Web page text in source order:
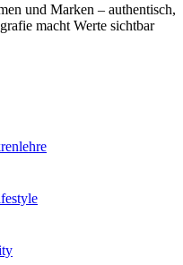
und Marken – authentisch,
macht Werte sichtbar